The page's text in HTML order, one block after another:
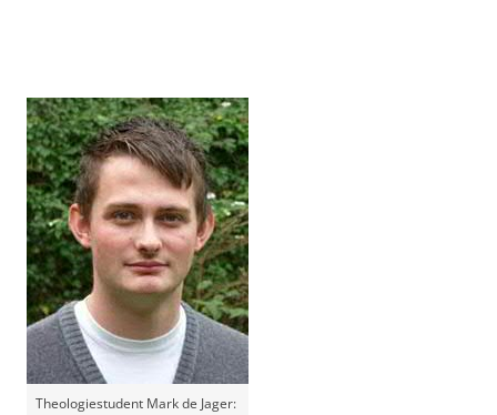
Theologiestudent Mark de Jager: